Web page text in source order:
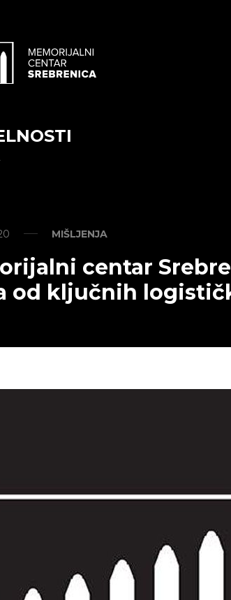
MIŠLJENJA
centar
od ključnih